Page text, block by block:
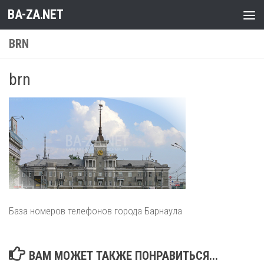
Перейти к содержимому
BA-ZA.NET
BRN
brn
База номеров телефонов города Барнаула
ВАМ МОЖЕТ ТАКЖЕ ПОНРАВИТЬСЯ...